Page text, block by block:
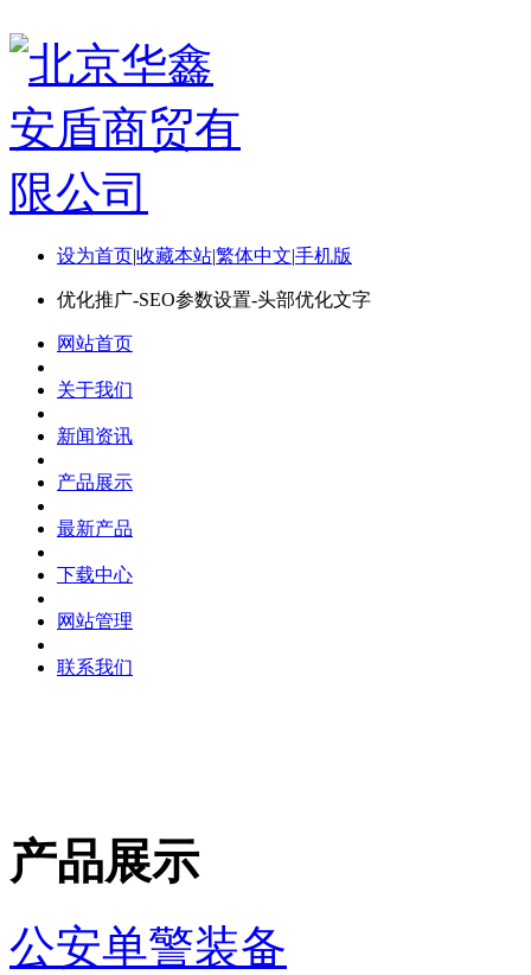
设为首页|收藏本站|繁体中文|手机版
优化推广-SEO参数设置-头部优化文字
网站首页
关于我们
新闻资讯
产品展示
最新产品
下载中心
网站管理
联系我们
产品展示
公安单警装备